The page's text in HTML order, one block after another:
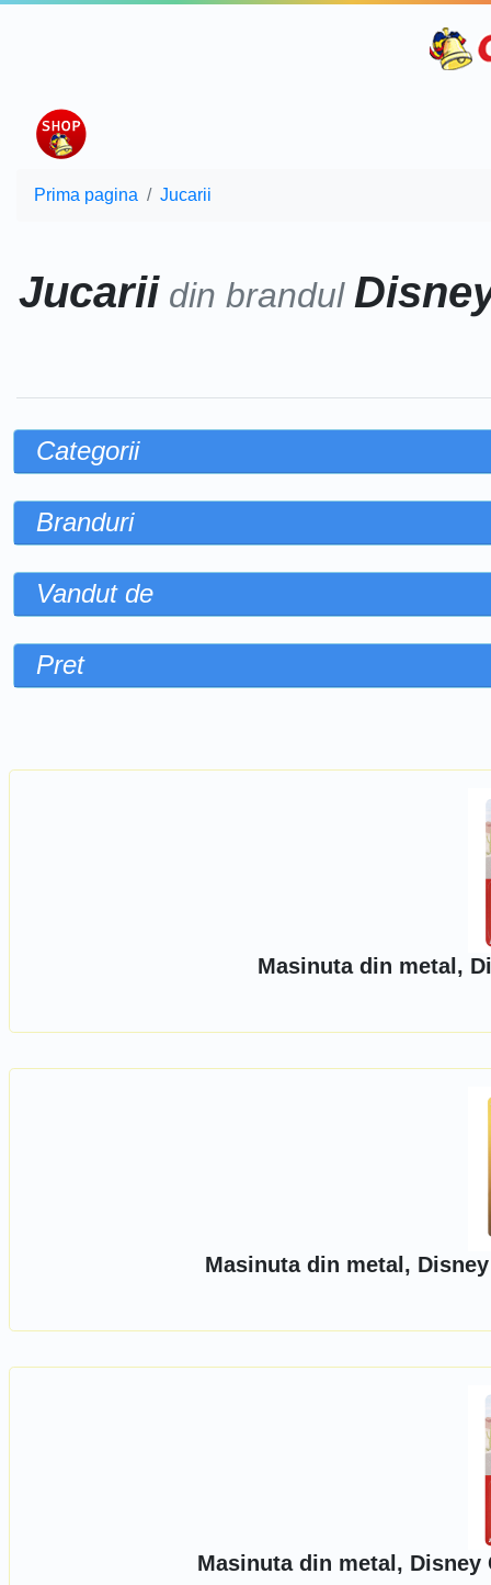
Prima pagina Jucarii
Jucarii din brandul
Categorii
Branduri
Vandut de
Pret
Masinuta din metal,
Masinuta din metal,
Masinuta din metal, Disney